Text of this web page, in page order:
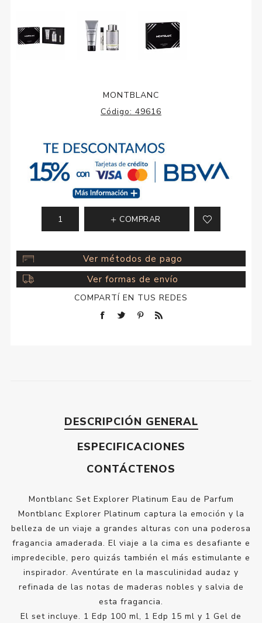
MONTBLANC
Código: 49616
COMPRAR
Ver métodos de pago
Ver formas de envío
COMPARTÍ EN TUS REDES
DESCRIPCIÓN GENERAL
ESPECIFICACIONES
CONTÁCTENOS
Montblanc Set Explorer Platinum Eau de Parfum
Montblanc Explorer Platinum captura la emoción y la
belleza de un viaje a grandes alturas con una poderosa
fragancia amaderada. El viaje a la cima es desafiante e
impredecible, pero quizás también el más estimulante e
inspirador. Aventúrate en la masculinidad audaz y
refinada de las notas de maderas nobles y salvia de
esta fragancia.
El set incluye. 1 Edp 100 ml, 1 Edp 15 ml y 1 Gel de